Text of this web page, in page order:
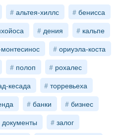
альтея-хиллс
бенисса
дения
кальпе
ориуэла-коста
полоп
рохалес
кесада
торревьеха
банки
бизнес
документы
залог